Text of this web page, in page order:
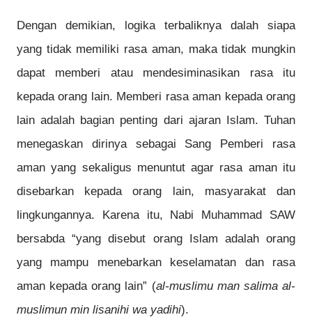
Dengan demikian, logika terbaliknya dalah siapa
yang tidak memiliki rasa aman, maka tidak mungkin
dapat memberi atau mendesiminasikan rasa itu
kepada orang lain. Memberi rasa aman kepada orang
lain adalah bagian penting dari ajaran Islam. Tuhan
menegaskan dirinya sebagai Sang Pemberi rasa
aman yang sekaligus menuntut agar rasa aman itu
disebarkan kepada orang lain, masyarakat dan
lingkungannya. Karena itu, Nabi Muhammad SAW
bersabda “yang disebut orang Islam adalah orang
yang mampu menebarkan keselamatan dan rasa
aman kepada orang lain” (al-muslimu man salima al-
muslimun min lisanihi wa yadihi).